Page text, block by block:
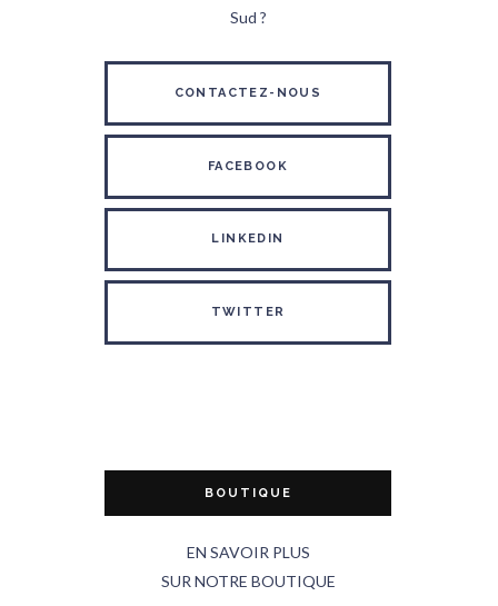
Sud ?
CONTACTEZ-NOUS
FACEBOOK
LINKEDIN
TWITTER
BOUTIQUE
EN SAVOIR PLUS
SUR NOTRE BOUTIQUE